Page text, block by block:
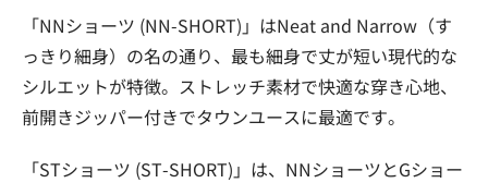
「NNショーツ (NN-SHORT)」はNeat and Narrow（す
っきり細身）の名の通り、最も細身で丈が短い現代的な
シルエットが特徴。ストレッチ素材で快適な穿き心地、
前開きジッパー付きでタウンユースに最適です。
「STショーツ (ST-SHORT)」は、NNショーツとGショー